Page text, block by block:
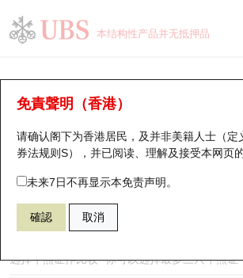
本结构性产品并无抵押品
免責聲明（香港）
请确认阁下为香港居民，及并非美籍人士（定
券法规则S），并已阅读、理解及接受本网页
未来7日不再显示本免责声明。
確認 取消
牛熊证分析仪
表现 街货统计 比较
65087 瑞银牛证 HSI 恒生指数
选择牛熊证作比较 *你可以选择最多三只牛熊证
瑞银认股证一览
新发行瑞银认股证
即将到期认股证
认股证到期结算价查找
认股证分析仪
街货统计
比较
牛熊全景快搜
牛熊证搜寻
牛熊证街货分布图
正股牛熊证列表
新发行瑞银牛熊证
街货统计
比较
十大升幅/跌幅
十大认股证成交分布
十天股证占大市成交
资金流
街货统计
正股分析仪
二十大活跃股份
恒指成份股
国指成份股
科指成份股
持股比重
显示所有持股比重
每月轮证大市专题
轮证专栏
讲座及教育短片
认股证投资者教育
牛熊证投资者教育